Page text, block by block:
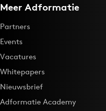
Meer Adformatie
Partners
Events
Vacatures
Whitepapers
Nieuwsbrief
Adformatie Academy